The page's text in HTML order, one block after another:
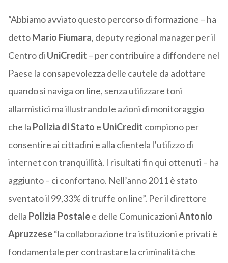
“Abbiamo avviato questo percorso di formazione – ha
dettoMario Fiumara, deputy regional manager per il
Centro di UniCredit – per contribuire a diffondere nel
Paese la consapevolezza delle cautele da adottare
quando si naviga on line, senza utilizzare toni
allarmistici ma illustrando le azioni di monitoraggio
che la Polizia di Stato e UniCredit compiono per
consentire ai cittadini e alla clientela l’utilizzo di
internet con tranquillità. I risultati fin qui ottenuti – ha
aggiunto – ci confortano. Nell’anno 2011 è stato
sventato il 99,33% di truffe on line”. Per il direttore
della Polizia Postalee delle ComunicazioniAntonio
Apruzzese“la collaborazione tra istituzioni e privati è
fondamentale per contrastare la criminalità che